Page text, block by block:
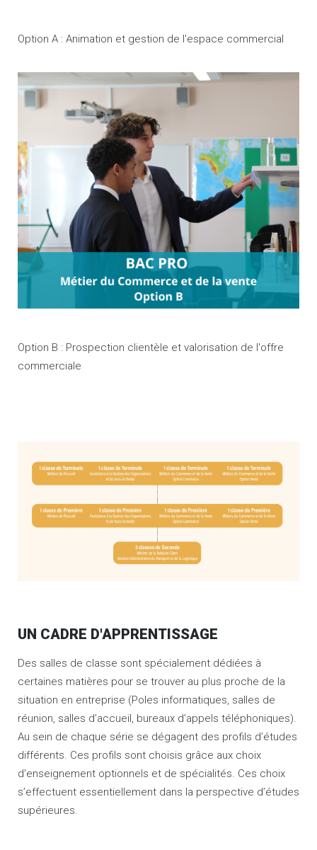
Option A : Animation et gestion de l'espace commercial
Option B : Prospection clientèle et valorisation de l'offre
commerciale
UN CADRE D'APPRENTISSAGE
Des salles de classe sont spécialement dédiées à
certaines matières pour se trouver au plus proche de la
situation en entreprise (Poles informatiques, salles de
réunion, salles d’accueil, bureaux d’appels téléphoniques).
Au sein de chaque série se dégagent des profils d’études
différents. Ces profils sont choisis grâce aux choix
d’enseignement optionnels et de spécialités. Ces choix
s’effectuent essentiellement dans la perspective d’études
supérieures.